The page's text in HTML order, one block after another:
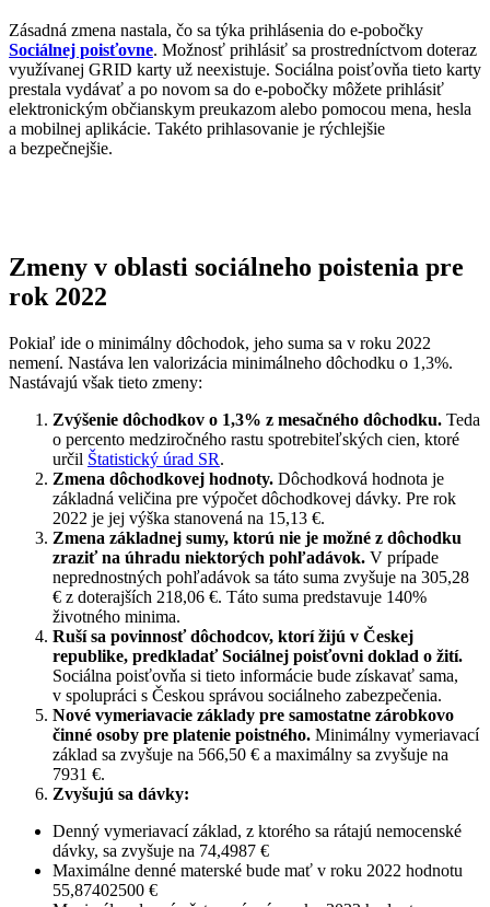
Zásadná zmena nastala, čo sa týka prihlásenia do e-pobočky
Sociálnej poisťovne. Možnosť prihlásiť sa prostredníctvom doteraz
využívanej GRID karty už neexistuje. Sociálna poisťovňa tieto karty
prestala vydávať a po novom sa do e-pobočky môžete prihlásiť
elektronickým občianskym preukazom alebo pomocou mena, hesla
a mobilnej aplikácie. Takéto prihlasovanie je rýchlejšie
a bezpečnejšie.
Zmeny v oblasti sociálneho poistenia pre
rok 2022
Pokiaľ ide o minimálny dôchodok, jeho suma sa v roku 2022
nemení. Nastáva len valorizácia minimálneho dôchodku o 1,3%.
Nastávajú však tieto zmeny:
Zvýšenie dôchodkov o 1,3% z mesačného dôchodku. Teda
o percento medziročného rastu spotrebiteľských cien, ktoré
určil Štatistický úrad SR.
Zmena dôchodkovej hodnoty. Dôchodková hodnota je
základná veličina pre výpočet dôchodkovej dávky. Pre rok
2022 je jej výška stanovená na 15,13 €.
Zmena základnej sumy, ktorú nie je možné z dôchodku
zraziť na úhradu niektorých pohľadávok. V prípade
neprednostných pohľadávok sa táto suma zvyšuje na 305,28
€ z doterajších 218,06 €. Táto suma predstavuje 140%
životného minima.
Ruší sa povinnosť dôchodcov, ktorí žijú v Českej
republike, predkladať Sociálnej poisťovni doklad o žití.
Sociálna poisťovňa si tieto informácie bude získavať sama,
v spolupráci s Českou správou sociálneho zabezpečenia.
Nové vymeriavacie základy pre samostatne zárobkovo
činné osoby pre platenie poistného. Minimálny vymeriavací
základ sa zvyšuje na 566,50 € a maximálny sa zvyšuje na
7931 €.
Zvyšujú sa dávky:
Denný vymeriavací základ, z ktorého sa rátajú nemocenské
dávky, sa zvyšuje na 74,4987 €
Maximálne denné materské bude mať v roku 2022 hodnotu
55,87402500 €